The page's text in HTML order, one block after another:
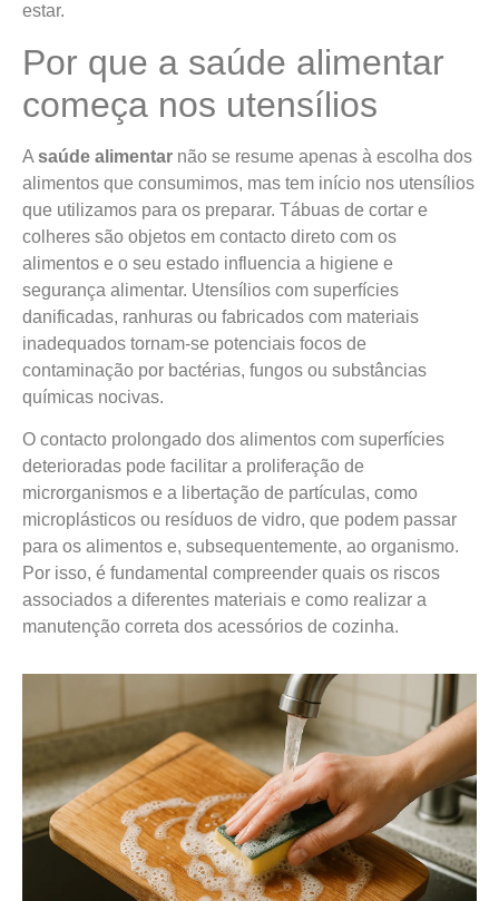
estar.
Por que a saúde alimentar
começa nos utensílios
A saúde alimentar não se resume apenas à escolha dos
alimentos que consumimos, mas tem início nos utensílios
que utilizamos para os preparar. Tábuas de cortar e
colheres são objetos em contacto direto com os
alimentos e o seu estado influencia a higiene e
segurança alimentar. Utensílios com superfícies
danificadas, ranhuras ou fabricados com materiais
inadequados tornam-se potenciais focos de
contaminação por bactérias, fungos ou substâncias
químicas nocivas.
O contacto prolongado dos alimentos com superfícies
deterioradas pode facilitar a proliferação de
microrganismos e a libertação de partículas, como
microplásticos ou resíduos de vidro, que podem passar
para os alimentos e, subsequentemente, ao organismo.
Por isso, é fundamental compreender quais os riscos
associados a diferentes materiais e como realizar a
manutenção correta dos acessórios de cozinha.